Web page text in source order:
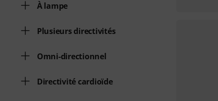
À lampe
Plusieurs directivités
Omni-directionnel
Directivité cardioïde